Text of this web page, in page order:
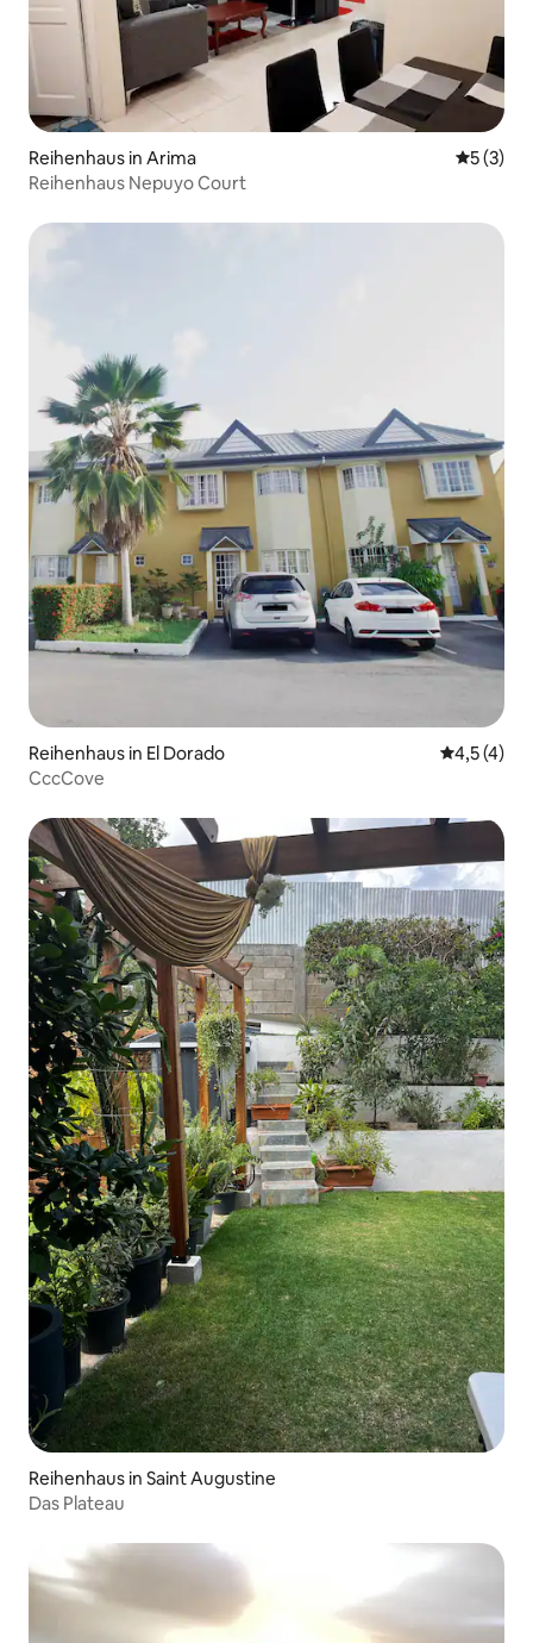
Reihenhaus in Arima
5 (3)
Reihenhaus Nepuyo Court
Reihenhaus in El Dorado
4,5 (4)
CccCove
Reihenhaus in Saint Augustine
Das Plateau